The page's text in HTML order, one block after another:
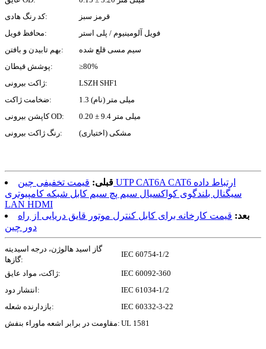
کد رنگ هادی:
قرمز سبز
محافظ فویل:
فویل آلومینیوم / پلی استر
بهم تابیدن و بافتن:
سیم مسی قلع شده
پوشش قیطان:
≥80%
ژاکت بیرونی:
LSZH SHF1
ضخامت ژاکت:
1.3 میلی متر (نام)
کاپشن بیرونی OD:
0.20 ± 9.4 میلی متر
رنگ ژاکت بیرونی:
مشکی (اختیاری)
قبلی: قیمت تخفیفی چین UTP CAT6A CAT6 ارتباط داده
سیگنال بلندگوی کواکسیال سیم پچ سیم کابل شبکه کامپیوتری
LAN HDMI
بعد: قیمت کارخانه برای کابل کنترل موتور قایق دریایی از راه
دور چین
گاز اسید هالوژن، درجه اسیدیته
گازها:
IEC 60754-1/2
ژاکت، مواد عایق:
IEC 60092-360
انتشار دود:
IEC 61034-1/2
بازدارنده شعله:
IEC 60332-3-22
مقاومت در برابر اشعه ماوراء بنفش: UL 1581